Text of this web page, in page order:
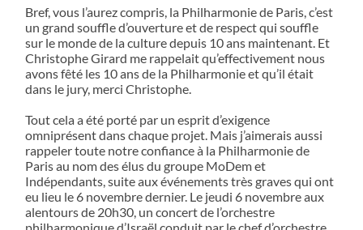
Bref, vous l’aurez compris, la Philharmonie de Paris, c’est
un grand souffle d’ouverture et de respect qui souffle
sur le monde de la culture depuis 10 ans maintenant. Et
Christophe Girard me rappelait qu’effectivement nous
avons fêté les 10 ans de la Philharmonie et qu’il était
dans le jury, merci Christophe.
Tout cela a été porté par un esprit d’exigence
omniprésent dans chaque projet. Mais j’aimerais aussi
rappeler toute notre confiance à la Philharmonie de
Paris au nom des élus du groupe MoDem et
Indépendants, suite aux événements très graves qui ont
eu lieu le 6 novembre dernier. Le jeudi 6 novembre aux
alentours de 20h30, un concert de l’orchestre